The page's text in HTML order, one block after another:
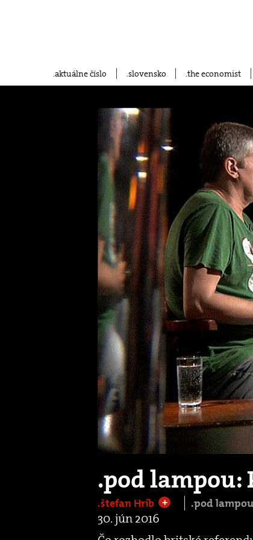
aktuálne číslo slovensko the economist
.pod lampou:
.štefan Hríb + .pod lampou
30. jún 2016